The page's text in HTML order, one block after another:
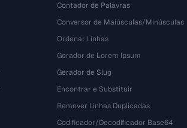
Contador de Palavras
Conversor de Maiúsculas/Minúsculas
Ordenar Linhas
Gerador de Lorem Ipsum
Gerador de Slug
Encontrar e Substituir
Remover Linhas Duplicadas
Codificador/Decodificador Base64